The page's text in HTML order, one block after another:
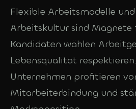
Flexible Arbeitsmodelle
Arbeitskultur sind Magnete
Kandidaten wählen
Lebensqualität
Unternehmen profitieren
Mitarbeiterbindung und